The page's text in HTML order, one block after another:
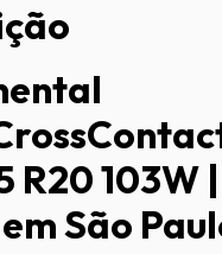
R20 103W
São